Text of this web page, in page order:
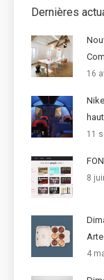
Dernières
16
11
8
4